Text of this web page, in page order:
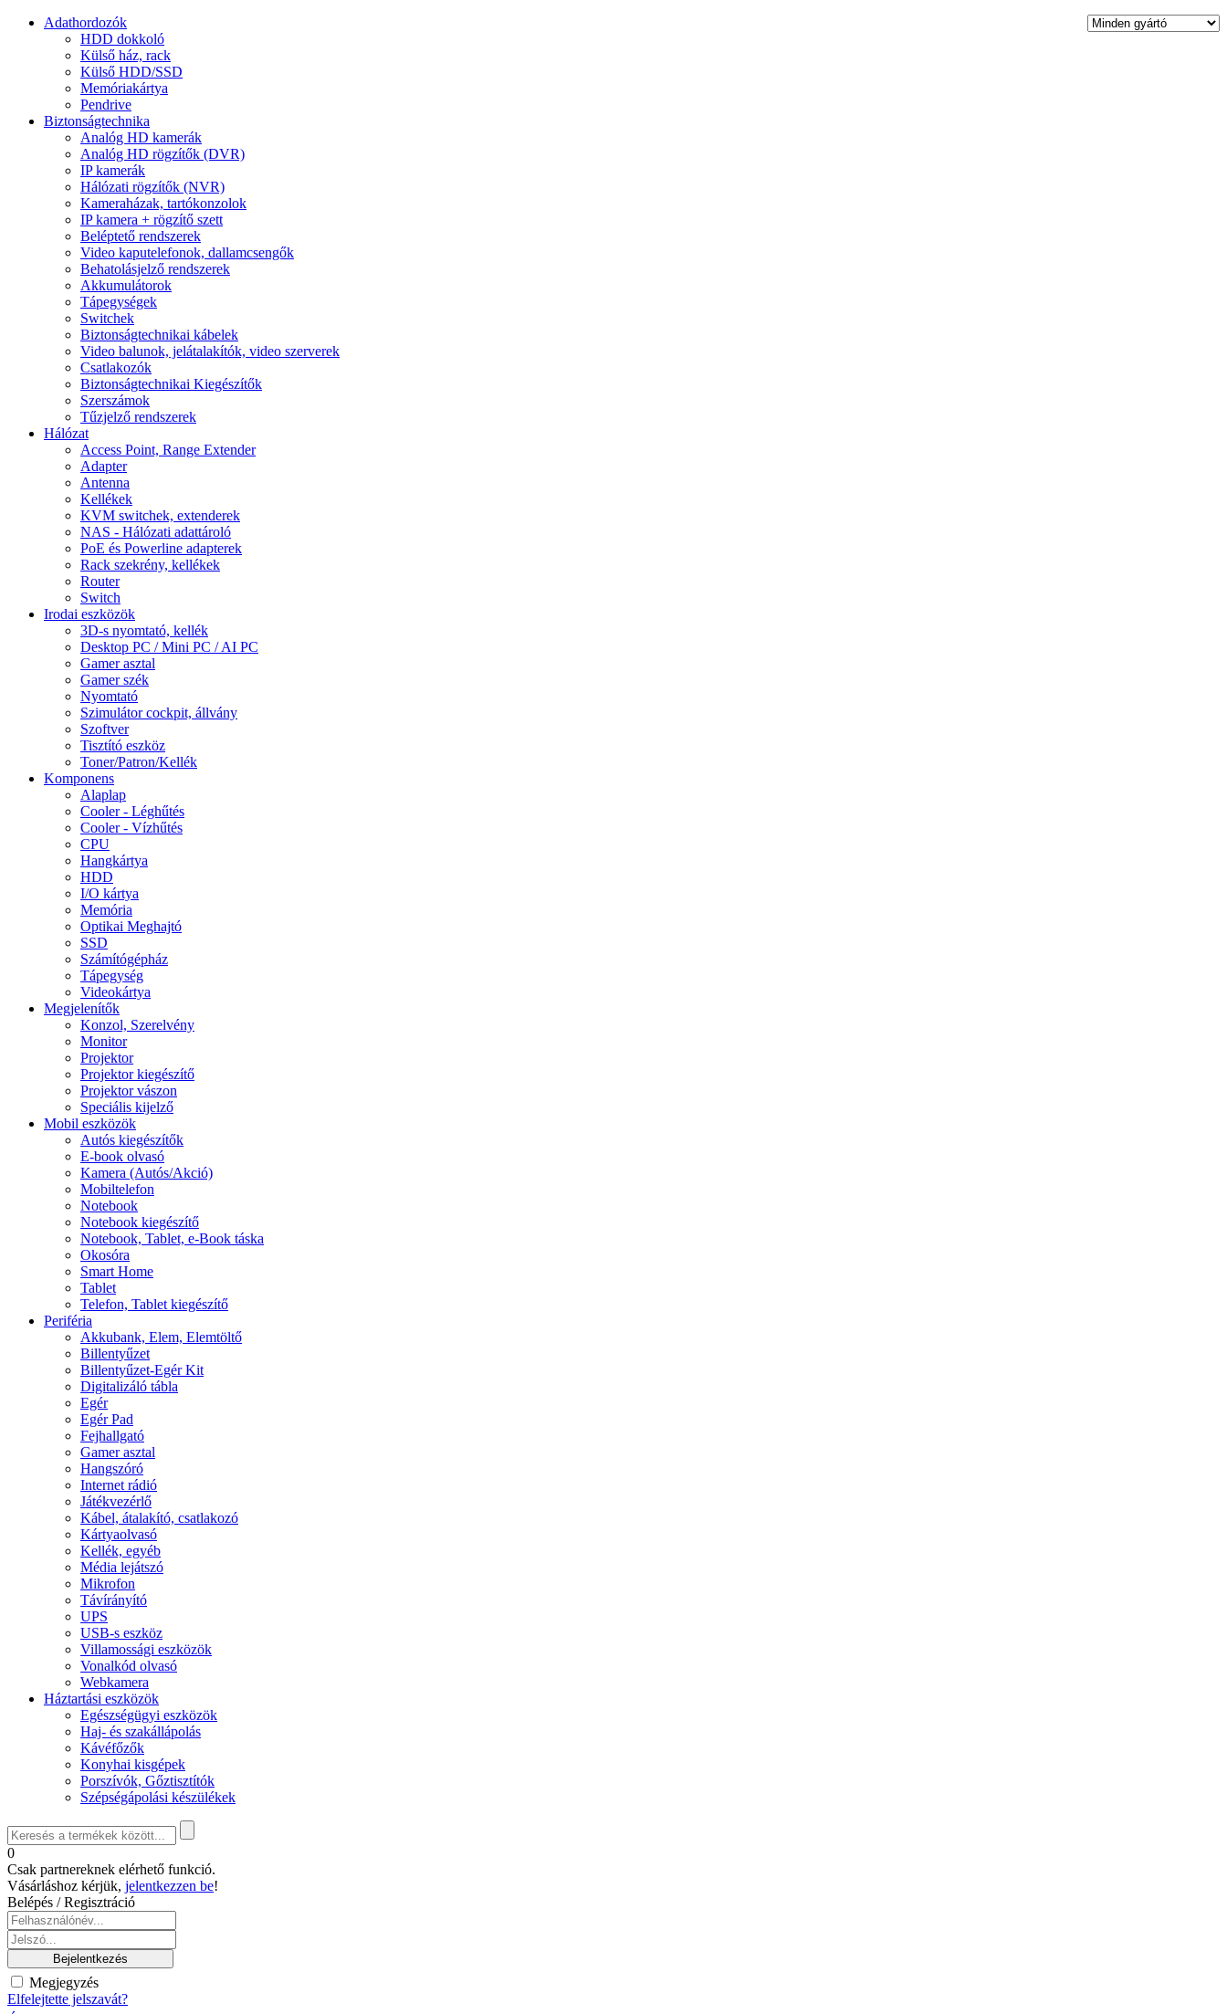
Adathordozók
HDD dokkoló
Külső ház, rack
Külső HDD/SSD
Memóriakártya
Pendrive
Biztonságtechnika
Analóg HD kamerák
Analóg HD rögzítők (DVR)
IP kamerák
Hálózati rögzítők (NVR)
Kameraházak, tartókonzolok
IP kamera + rögzítő szett
Beléptető rendszerek
Video kaputelefonok, dallamcsengők
Behatolásjelző rendszerek
Akkumulátorok
Tápegységek
Switchek
Biztonságtechnikai kábelek
Video balunok, jelátalakítók, video szerverek
Csatlakozók
Biztonságtechnikai Kiegészítők
Szerszámok
Tűzjelző rendszerek
Hálózat
Access Point, Range Extender
Adapter
Antenna
Kellékek
KVM switchek, extenderek
NAS - Hálózati adattároló
PoE és Powerline adapterek
Rack szekrény, kellékek
Router
Switch
Irodai eszközök
3D-s nyomtató, kellék
Desktop PC / Mini PC / AI PC
Gamer asztal
Gamer szék
Nyomtató
Szimulátor cockpit, állvány
Szoftver
Tisztító eszköz
Toner/Patron/Kellék
Komponens
Alaplap
Cooler - Léghűtés
Cooler - Vízhűtés
CPU
Hangkártya
HDD
I/O kártya
Memória
Optikai Meghajtó
SSD
Számítógépház
Tápegység
Videokártya
Megjelenítők
Konzol, Szerelvény
Monitor
Projektor
Projektor kiegészítő
Projektor vászon
Speciális kijelző
Mobil eszközök
Autós kiegészítők
E-book olvasó
Kamera (Autós/Akció)
Mobiltelefon
Notebook
Notebook kiegészítő
Notebook, Tablet, e-Book táska
Okosóra
Smart Home
Tablet
Telefon, Tablet kiegészítő
Periféria
Akkubank, Elem, Elemtöltő
Billentyűzet
Billentyűzet-Egér Kit
Digitalizáló tábla
Egér
Egér Pad
Fejhallgató
Gamer asztal
Hangszóró
Internet rádió
Játékvezérlő
Kábel, átalakító, csatlakozó
Kártyaolvasó
Kellék, egyéb
Média lejátszó
Mikrofon
Távírányító
UPS
USB-s eszköz
Villamossági eszközök
Vonalkód olvasó
Webkamera
Háztartási eszközök
Egészségügyi eszközök
Haj- és szakállápolás
Kávéfőzők
Konyhai kisgépek
Porszívók, Gőztisztítók
Szépségápolási készülékek
0
Csak partnereknek elérhető funkció.
Vásárláshoz kérjük, jelentkezzen be!
Belépés / Regisztráció
Megjegyzés
Elfelejtette jelszavát?